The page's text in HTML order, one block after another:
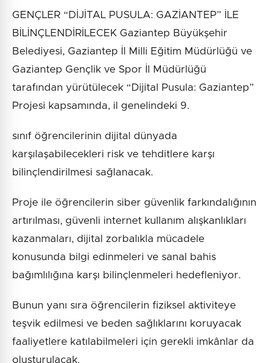
GENÇLER “DİJİTAL PUSULA: GAZİANTEP” İLE
BİLİNÇLENDİRİLECEK Gaziantep Büyükşehir
Belediyesi, Gaziantep İl Milli Eğitim Müdürlüğü ve
Gaziantep Gençlik ve Spor İl Müdürlüğü
tarafından yürütülecek “Dijital Pusula: Gaziantep”
Projesi kapsamında, il genelindeki 9.
sınıf öğrencilerinin dijital dünyada
karşılaşabilecekleri risk ve tehditlere karşı
bilinçlendirilmesi sağlanacak.
Proje ile öğrencilerin siber güvenlik farkındalığının
artırılması, güvenli internet kullanım alışkanlıkları
kazanmaları, dijital zorbalıkla mücadele
konusunda bilgi edinmeleri ve sanal bahis
bağımlılığına karşı bilinçlenmeleri hedefleniyor.
Bunun yanı sıra öğrencilerin fiziksel aktiviteye
teşvik edilmesi ve beden sağlıklarını koruyacak
faaliyetlere katılabilmeleri için gerekli imkânlar da
oluşturulacak.